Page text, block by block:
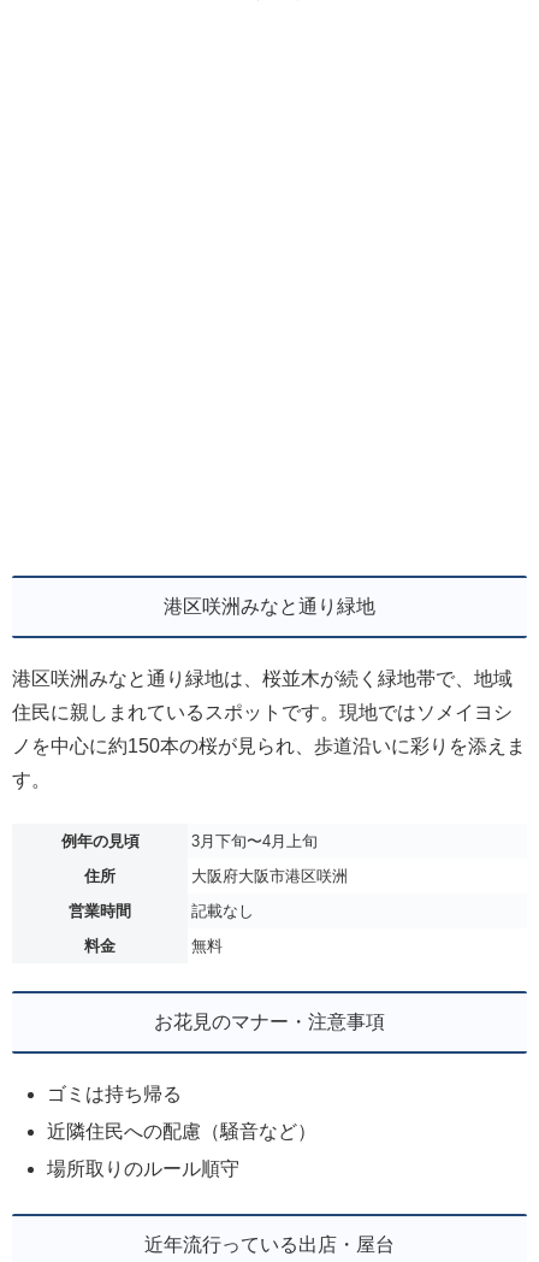
港区咲洲みなと通り緑地
港区咲洲みなと通り緑地は、桜並木が続く緑地帯で、地域
住民に親しまれているスポットです。現地ではソメイヨシ
ノを中心に約150本の桜が見られ、歩道沿いに彩りを添えま
す。
例年の見頃
3月下旬〜4月上旬
住所
大阪府大阪市港区咲洲
営業時間
記載なし
料金
無料
お花見のマナー・注意事項
ゴミは持ち帰る
近隣住民への配慮（騒音など）
場所取りのルール順守
近年流行っている出店・屋台